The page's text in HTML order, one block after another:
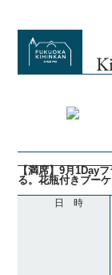
【満席】9月1Day
る。花瓶付きブーケ
日 時